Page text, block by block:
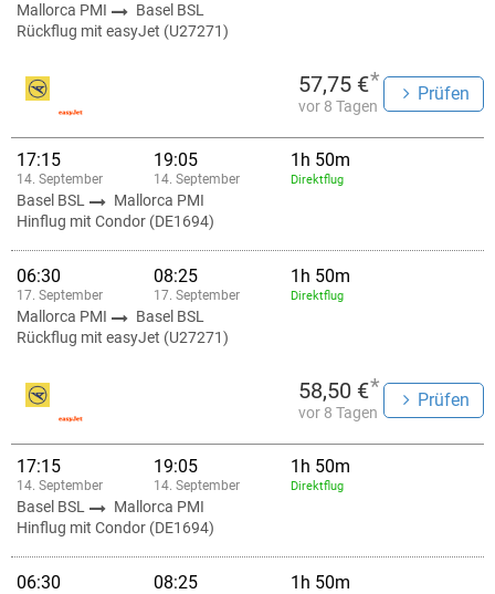
Mallorca PMI
Basel BSL
Rückflug mit easyJet (U27271)
57,75 €*
vor 8 Tagen
Prüfen
17:15
14. September
19:05
14. September
1h 50m
Direktflug
Basel BSL
Mallorca PMI
Hinflug mit Condor (DE1694)
06:30
17. September
08:25
17. September
1h 50m
Direktflug
Mallorca PMI
Basel BSL
Rückflug mit easyJet (U27271)
58,50 €*
vor 8 Tagen
Prüfen
17:15
14. September
19:05
14. September
1h 50m
Direktflug
Basel BSL
Mallorca PMI
Hinflug mit Condor (DE1694)
06:30 08:25 1h 50m